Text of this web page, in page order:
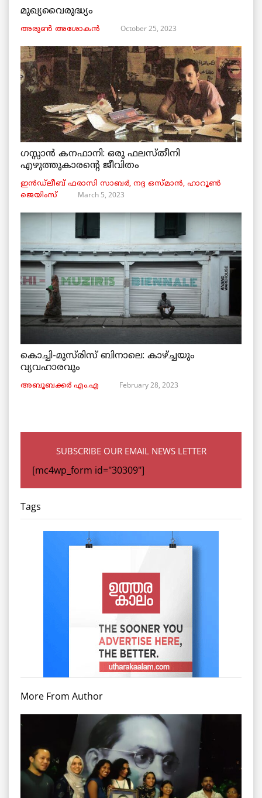
മുഖ്യവൈരുദ്ധ്യം
അരുണ്‍ അശോകൻ October 25, 2023
ഗസ്സാൻ കനഫാനി: ഒരു ഫലസ്തീനി
എഴുത്തുകാരന്റെ ജീവിതം
ഇൻഡ്ലീബ് ​​ഫരാസി സാബർ, നദ്ദ ഒസ്മാൻ, ഹാറൂൺ
ജെയിംസ്
March 5, 2023
കൊച്ചി-മുസ്‌രിസ് ബിനാലെ: കാഴ്ച്ചയും
വ്യവഹാരവും
അബൂബക്കർ എം.എ February 28, 2023
SUBSCRIBE OUR EMAIL NEWS LETTER
[mc4wp_form id="30309"]
Tags
More From Author